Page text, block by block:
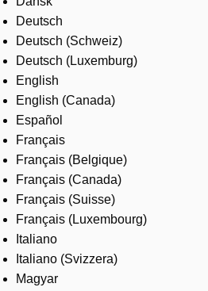
About us
Where to buy
Contact us
Careers
Deutsch
Deutsch (Schweiz)
Deutsch (Luxemburg)
English
English (Canada)
Español
Français
Français (Belgique)
Français (Canada)
Français (Suisse)
Français (Luxembourg)
Italiano
Italiano (Svizzera)
Magyar